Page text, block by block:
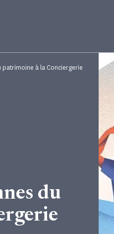
patrimoine à la Conciergerie
du